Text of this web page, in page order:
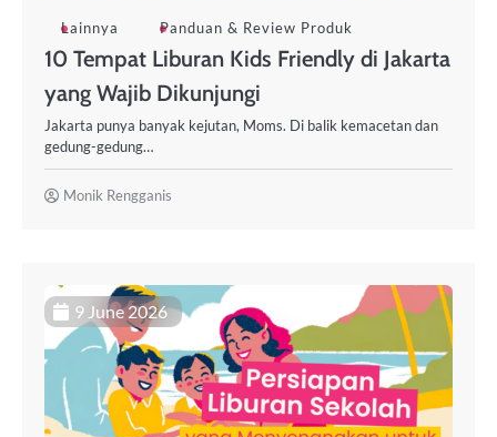
Lainnya Panduan & Review Produk
10 Tempat Liburan Kids Friendly di Jakarta
yang Wajib Dikunjungi
Jakarta punya banyak kejutan, Moms. Di balik kemacetan dan
gedung-gedung…
Monik Rengganis
9 June 2026